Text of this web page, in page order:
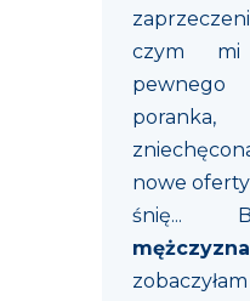
czym mi
nowe oferty
mężczyzna